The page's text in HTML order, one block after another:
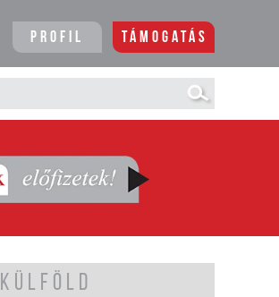
Profil Támogatás
KÜLFÖLD